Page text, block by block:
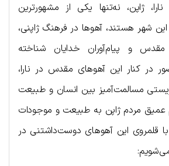
ژاپن، نه‌تنها یکی از مشهورترین
شهر هستند، آهوها در فرهنگ ژاپنی،
و پیام‌آوران خدایان شناخته
در کنار این آهوهای مقدس در نارا،
مسالمت‌آمیز بین انسان و طبیعت
عمیق مردم ژاپن به طبیعت و موجودات
قلمروی این آهوهای دوست‌داشتنی در
می‌شویم: